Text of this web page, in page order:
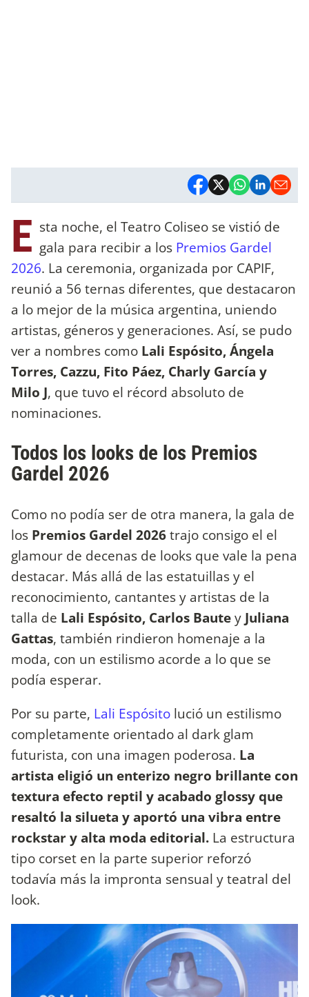
E sta noche, el Teatro Coliseo se vistió de
gala para recibir a los Premios Gardel
2026. La ceremonia, organizada por CAPIF,
reunió a 56 ternas diferentes, que destacaron
a lo mejor de la música argentina, uniendo
artistas, géneros y generaciones. Así, se pudo
ver a nombres como Lali Espósito, Ángela
Torres, Cazzu, Fito Páez, Charly García y
Milo J, que tuvo el récord absoluto de
nominaciones.
Todos los looks de los Premios
Gardel 2026
Como no podía ser de otra manera, la gala de
los Premios Gardel 2026trajo consigo el el
glamour de decenas de looks que vale la pena
destacar. Más allá de las estatuillas y el
reconocimiento, cantantes y artistas de la
talla de Lali Espósito, Carlos Bautey Juliana
Gattas, también rindieron homenaje a la
moda, con un estilismo acorde a lo que se
podía esperar.
Por su parte, Lali Espósito lució un estilismo
completamente orientado al dark glam
futurista, con una imagen poderosa. La
artista eligió un enterizo negro brillante con
textura efecto reptil y acabado glossy que
resaltó la silueta y aportó una vibra entre
rockstar y alta moda editorial. La estructura
tipo corset en la parte superior reforzó
todavía más la impronta sensual y teatral del
look.